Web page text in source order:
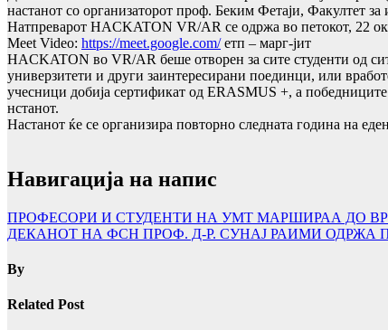
настанот со организаторот проф. Беким Фетаји, Факултет
Натпреварот HACKATON VR/AR се одржа во петокот, 22
Meet Video: https://meet.google.com/етп – марг-јит
HACKATON во VR/AR беше отворен за сите студенти од
универзитети и други заинтересирани поединци, или
учесници добија сертификат од ERASMUS +, а
нстанот.
Настанот ќе се организира повторно следната година на
Навигација на напис
ПРОФЕСОРИ И СТУДЕНТИ НА УМТ МАРШИРАА ДО
ДЕКАНОТ НА ФСН ПРОФ. Д-Р. СУНАЈ РАИМИ ОДРЖА
By
Related Post